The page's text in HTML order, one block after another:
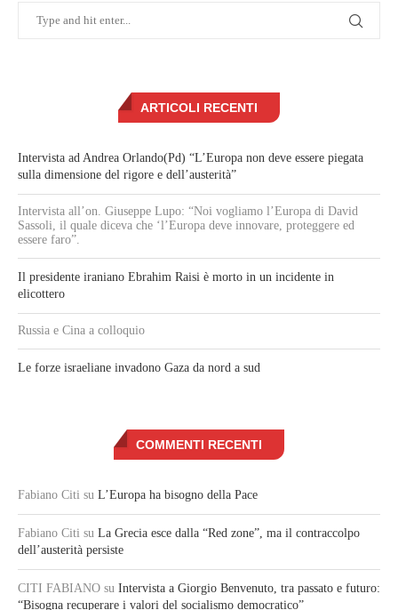
ARTICOLI RECENTI
Intervista ad Andrea Orlando(Pd) “L’Europa non deve essere piegata
sulla dimensione del rigore e dell’austerità”
Intervista all’on. Giuseppe Lupo: “Noi vogliamo l’Europa di David
Sassoli, il quale diceva che ‘l’Europa deve innovare, proteggere ed
essere faro”.
Il presidente iraniano Ebrahim Raisi è morto in un incidente in
elicottero
Russia e Cina a colloquio
Le forze israeliane invadono Gaza da nord a sud
COMMENTI RECENTI
Fabiano Citi su L’Europa ha bisogno della Pace
Fabiano Citi su La Grecia esce dalla “Red zone”, ma il contraccolpo
dell’austerità persiste
CITI FABIANO su Intervista a Giorgio Benvenuto, tra passato e futuro:
“Bisogna recuperare i valori del socialismo democratico”